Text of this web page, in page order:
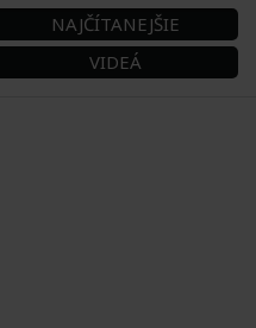
NAJČÍTANEJŠIE
VIDEÁ